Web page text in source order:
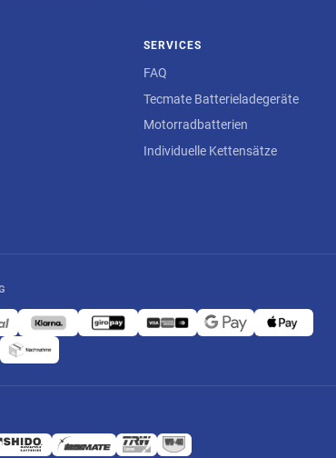
SERVICES
FAQ
Tecmate Batterieladegeräte
Motorradbatterien
Individuelle Kettensätze